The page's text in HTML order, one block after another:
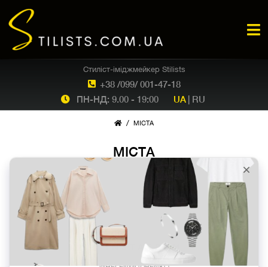
+38 /099/ 001-47-18
Стиліст-іміджмейкер Stilists
ПН-НД: 9.00 - 19:00 UA | RU
/ МІСТА
МІСТА
INSTAGRAM